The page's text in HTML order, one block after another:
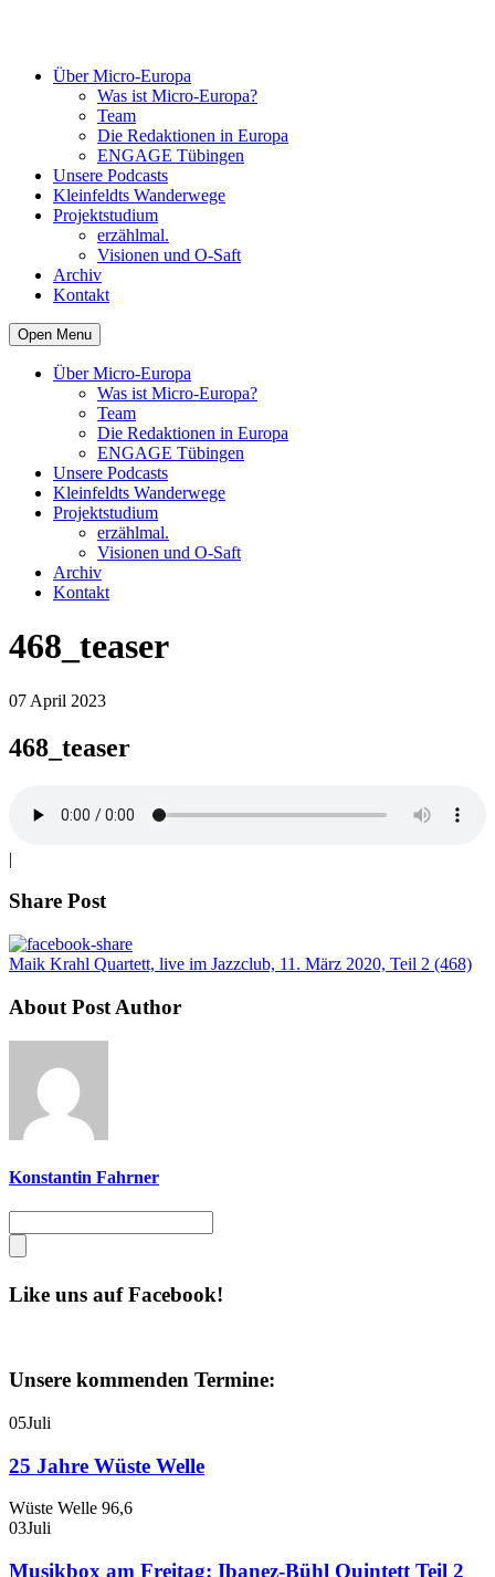
Über Micro-Europa
Was ist Micro-Europa?
Team
Die Redaktionen in Europa
ENGAGE Tübingen
Unsere Podcasts
Kleinfeldts Wanderwege
Projektstudium
erzählmal.
Visionen und O-Saft
Archiv
Kontakt
Open Menu
Über Micro-Europa
Was ist Micro-Europa?
Team
Die Redaktionen in Europa
ENGAGE Tübingen
Unsere Podcasts
Kleinfeldts Wanderwege
Projektstudium
erzählmal.
Visionen und O-Saft
Archiv
Kontakt
468_teaser
07 April 2023
468_teaser
|
Share Post
Maik Krahl Quartett, live im Jazzclub, 11. März 2020, Teil 2 (468)
About Post Author
Konstantin Fahrner
Like uns auf Facebook!
Unsere kommenden Termine:
05Juli
25 Jahre Wüste Welle
Wüste Welle 96,6
03Juli
Musikbox am Freitag: Ibanez-Bühl Quintett Teil 2